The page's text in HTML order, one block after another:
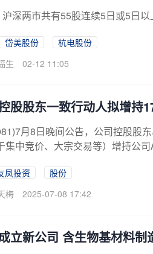
深两市共有55股连续5日或5日
岱美股份
杭电股份
生 02-12 11:05
股股东一致行动人拟增持
月8日晚间公告，公司控股股
集中竞价、大宗交易等）增持公
凤投资
股份
梅 2025-07-08 17:42
立新公司 含生物基材料制